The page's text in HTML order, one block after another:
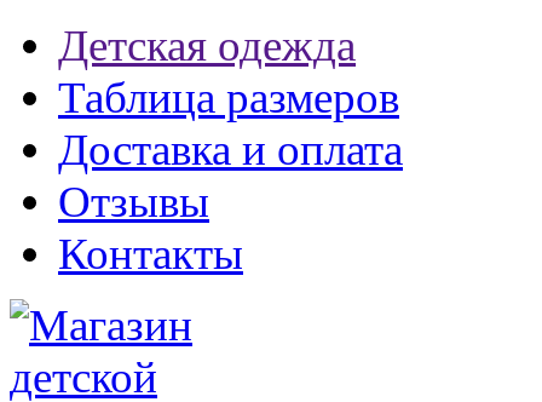
Детская одежда
Таблица размеров
Доставка и оплата
Отзывы
Контакты